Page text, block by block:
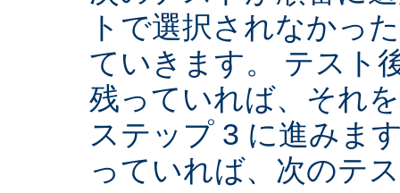
トで選択されなかっ
ていきます。 テスト
残っていれば、それ
ステップ 3 に進みま
っていれば、次のテ